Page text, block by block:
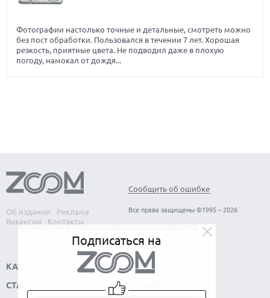
Фотографии настолько точные и детальные, смотреть можно
без пост обработки. Пользовался в течении 7 лет. Хорошая
резкость, приятные цвета. Не подводил даже в плохую
погоду, намокал от дождя...
Об издании
Реклама
Вакансии
Контакты
Сообщить об ошибке
Все права защищены ©1995 – 2026
КАТАЛОГ
СТАТЬИ
СОФТ
Подписаться на